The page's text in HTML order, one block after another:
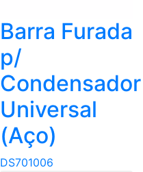
Barra Furada
p/
Condensador
Universal
(Aço)
DS701006